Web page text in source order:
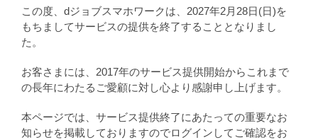
この度、dジョブスマホワークは、2027年2月28日(日)を
もちましてサービスの提供を終了することとなりまし
た。
お客さまには、2017年のサービス提供開始からこれまで
の長年にわたるご愛顧に対し心より感謝申し上げます。
本ページでは、サービス提供終了にあたっての重要なお
知らせを掲載しておりますのでログインしてご確認をお